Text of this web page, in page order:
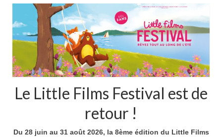
Achat de place
Le Little Films Festival est de
retour !
Du 28 juin au 31 août 2026, la 8ème édition du Little Films